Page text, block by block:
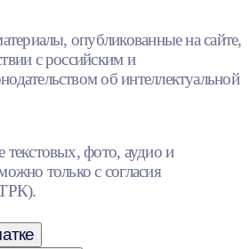
опубликованные на сайте,
с российским и
об интеллектуальной
фото, аудио и
только с согласия